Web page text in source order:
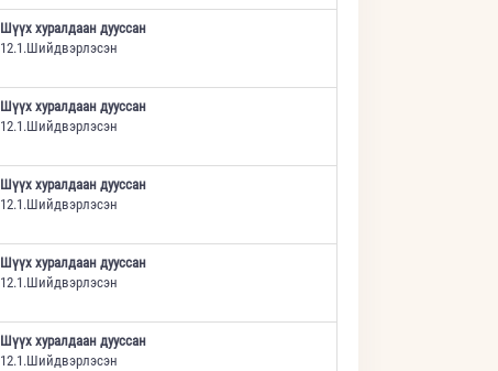
Шүүх хуралдаан дууссан
12.1.Шийдвэрлэсэн
Шүүх хуралдаан дууссан
12.1.Шийдвэрлэсэн
Шүүх хуралдаан дууссан
12.1.Шийдвэрлэсэн
Шүүх хуралдаан дууссан
12.1.Шийдвэрлэсэн
Шүүх хуралдаан дууссан
12.1.Шийдвэрлэсэн